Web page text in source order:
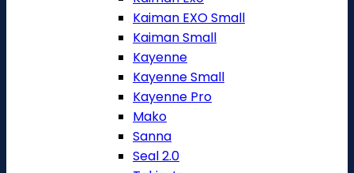
Kaiman EXO Small
Kaiman Small
Kayenne
Kayenne Small
Kayenne Pro
Mako
Sanna
Seal 2.0